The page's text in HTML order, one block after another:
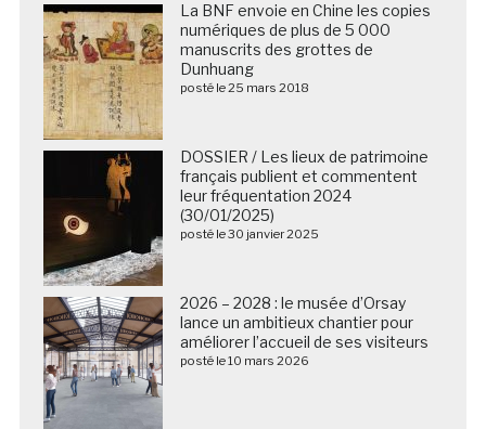
La BNF envoie en Chine les copies
numériques de plus de 5 000
manuscrits des grottes de
Dunhuang
posté le 25 mars 2018
DOSSIER / Les lieux de patrimoine
français publient et commentent
leur fréquentation 2024
(30/01/2025)
posté le 30 janvier 2025
2026 – 2028 : le musée d’Orsay
lance un ambitieux chantier pour
améliorer l’accueil de ses visiteurs
posté le 10 mars 2026